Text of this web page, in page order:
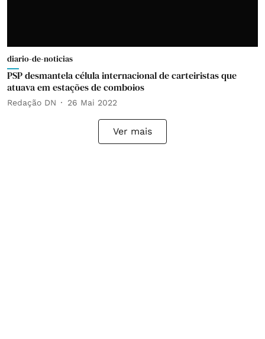
diario-de-noticias
PSP desmantela célula internacional de carteiristas que
atuava em estações de comboios
Redação DN 26 Mai 2022
Ver mais